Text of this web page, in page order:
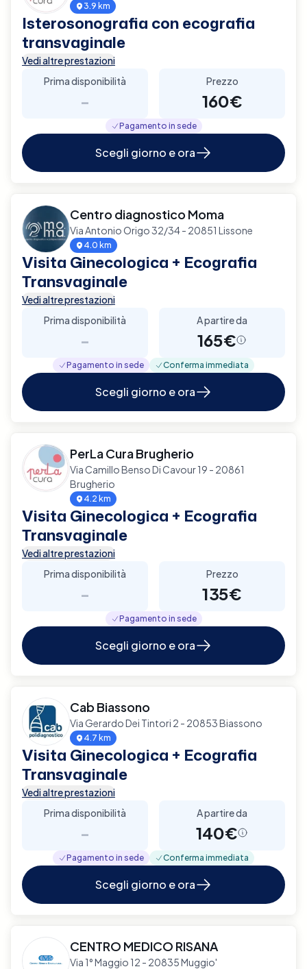
3.9 km
Isterosonografia con ecografia
transvaginale
Vedi altre prestazioni
Prima disponibilità
-
Prezzo
160€
Pagamento in sede
Scegli giorno e ora
Centro diagnostico Moma
Via Antonio Origo 32/34 - 20851 Lissone
4.0 km
Visita Ginecologica + Ecografia
Transvaginale
Vedi altre prestazioni
Prima disponibilità
-
A partire da
165€
Pagamento in sede Conferma immediata
Scegli giorno e ora
PerLa Cura Brugherio
Via Camillo Benso Di Cavour 19 - 20861
Brugherio
4.2 km
Visita Ginecologica + Ecografia
Transvaginale
Vedi altre prestazioni
Prima disponibilità
-
Prezzo
135€
Pagamento in sede
Scegli giorno e ora
Cab Biassono
Via Gerardo Dei Tintori 2 - 20853 Biassono
4.7 km
Visita Ginecologica + Ecografia
Transvaginale
Vedi altre prestazioni
Prima disponibilità
-
A partire da
140€
Pagamento in sede Conferma immediata
Scegli giorno e ora
CENTRO MEDICO RISANA
Via 1° Maggio 12 - 20835 Muggio'